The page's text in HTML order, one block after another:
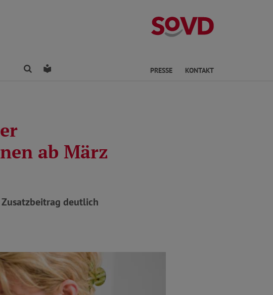
Kreisverband
FindenLeichte Sprache PRESSE KONTAKT
ab März
Zusatzbeitrag deutlich